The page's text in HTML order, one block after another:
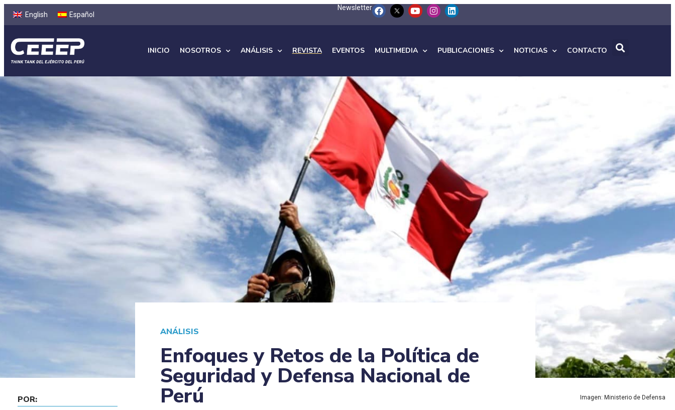
English Español
Newsletter
INICIO NOSOTROS ANÁLISIS REVISTA EVENTOS MULTIMEDIA PUBLICACIONES NOTICIAS CONTACTO
POR:
ANÁLISIS
Enfoques y Retos de la Política de
Seguridad y Defensa Nacional de
Perú Imagen: Ministerio de Defensa